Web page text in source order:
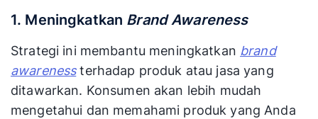
1. Meningkatkan Brand Awareness
Strategi ini membantu meningkatkan brand
awarenessterhadap produk atau jasa yang
ditawarkan. Konsumen akan lebih mudah
mengetahui dan memahami produk yang Anda